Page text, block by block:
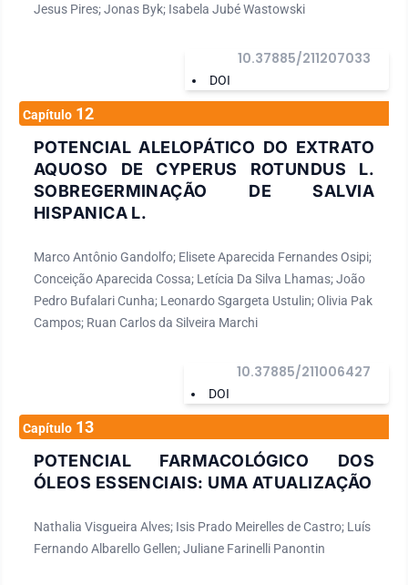
Jesus Pires; Jonas Byk; Isabela Jubé Wastowski
DOI
10.37885/211207033
Capítulo 12
POTENCIAL ALELOPÁTICO DO EXTRATO
AQUOSO DE CYPERUS ROTUNDUS L.
SOBREGERMINAÇÃO DE SALVIA
HISPANICA L.
Marco Antônio Gandolfo; Elisete Aparecida Fernandes Osipi;
Conceição Aparecida Cossa; Letícia Da Silva Lhamas; João
Pedro Bufalari Cunha; Leonardo Sgargeta Ustulin; Olivia Pak
Campos; Ruan Carlos da Silveira Marchi
DOI
10.37885/211006427
Capítulo 13
POTENCIAL FARMACOLÓGICO DOS
ÓLEOS ESSENCIAIS: UMA ATUALIZAÇÃO
Nathalia Visgueira Alves; Isis Prado Meirelles de Castro; Luís
Fernando Albarello Gellen; Juliane Farinelli Panontin